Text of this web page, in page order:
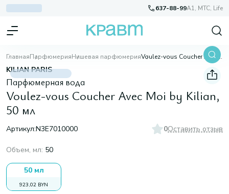
637-88-99A1, МТС, Life
ГлавнаяПарфюмерияНишевая парфюмерия Voulez-vous Coucher Avec Moi by Kilian, 50 мл
KILIAN PARIS
Парфюмерная вода
Voulez-vous Coucher Avec Moi by Kilian,
50 мл
Артикул:N3E7010000 0Оставить отзыв
Объем, мл: 50
50 мл
923,02 BYN